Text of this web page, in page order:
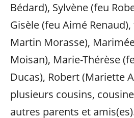
Bédard), Sylvène (feu
Gisèle (feu Aimé
Martin Morasse),
Moisan), Marie-Thérèse
Ducas), Robert (Mariette
plusieurs cousins,
autres parents et